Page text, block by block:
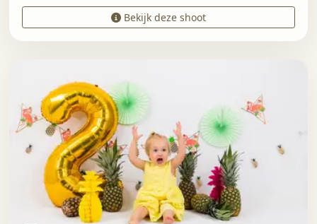
Bekijk deze shoot